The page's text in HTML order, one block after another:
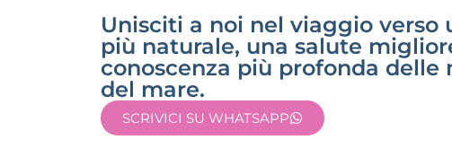
Unisciti a noi nel viaggio verso
più naturale, una salute
conoscenza più profonda delle
del mare.
SCRIVICI SU WHATSAPP